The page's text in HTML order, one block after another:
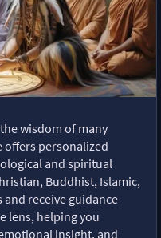
wisdom of many
offers personalized
and spiritual
Buddhist, Islamic,
receive guidance
lens, helping you
insight, and